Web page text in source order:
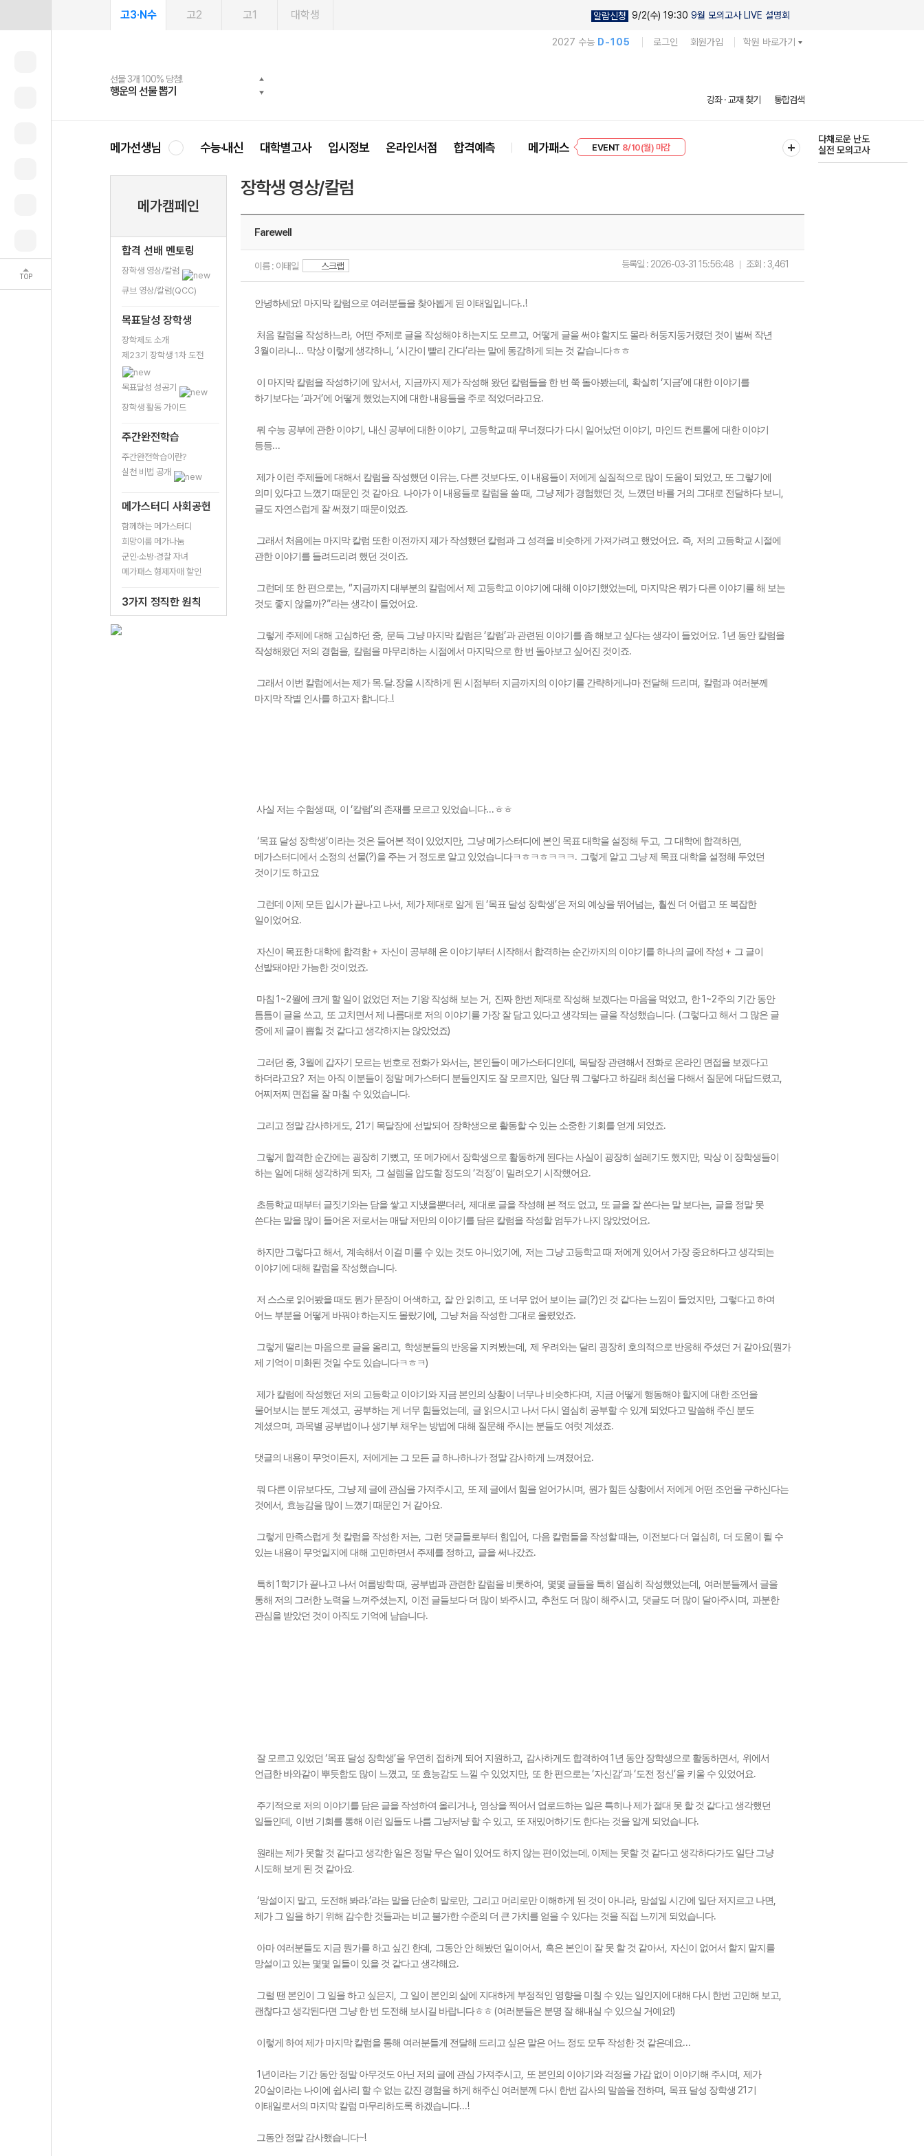
TOP
고3·N수 고2 고1 대학생 알람신청 9/2(수) 19:30 9월 모의고사 LIVE 설명회
2027 수능 D-105 로그인 회원가입 학원 바로가기
선물 3개 100% 당첨!
행운의 선물 뽑기
선물 100% 증정!
메가스터디 X 올리브
여름방학 스터디 캐시백
메가런 썸머스쿨
2027 러셀 단과
강사 공개선발
스마트러닝앱
설문 EVENT
메가패스
3일 무료 체험권
메가패스 수강생 무료혜택!
메가클럽 멤버십
사회공헌 캠페인
희망이룸 메가나눔
강좌 · 교재 찾기 통합검색
메가선생님 수능·내신 대학별고사 입시정보 온라인서점 합격예측 메가패스
EVENT 8/10(월) 마감
프리미엄 30 8/10(월) 마감
현우진의
킬링캠프 시즌1
메가캠페인
합격 선배 멘토링
장학생 영상/칼럼
큐브 영상/칼럼(QCC)
목표달성 장학생
장학제도 소개
제23기 장학생 1차 도전
목표달성 성공기
장학생 활동 가이드
주간완전학습
주간완전학습이란?
실천 비법 공개
메가스터디 사회공헌
함께하는 메가스터디
희망이룸 메가나눔
군인·소방·경찰 자녀
메가패스 형제자매 할인
3가지 정직한 원칙
장학생 영상/칼럼
Farewell
이름 : 이태일 스크랩 등록일 : 2026-03-31 15:56:48 조회 :3,461
안녕하세요! 마지막 칼럼으로 여러분들을 찾아뵙게 된 이태일입니다..!
처음 칼럼을 작성하느라, 어떤 주제로 글을 작성해야 하는지도 모르고 어떻게 글을 써야 할지도 몰라 허둥지둥거렸던 것이 벌써 작년
3월이라니 ... 막상 이렇게 생각하니 , ‘시간이 빨리 간다’라는 말에 동감하게 되는 것 같습니다ㅎㅎ
이 마지막 칼럼을 작성하기에 앞서서 지금까지 제가 작성해 왔던 칼럼들을 한 번 쭉 돌아봤는데 확실히 ‘지금’에 대한 이야기를
하기보다는 ‘과거’에 어떻게 했었는지에 대한 내용들을 주로 적었더라고요.
뭐 수능 공부에 관한 이야기 내신 공부에 대한 이야기 고등학교 때 무너졌다가 다시 일어났던 이야기
마인드 컨트롤에 대한 이야기
등등...
제가 이런 주제들에 대해서 칼럼을 작성했던 이유는, 다른 것보다도, 이 내용들이 저에게 실질적으로 많이 도움이 되었고, 또 그렇기에
의미 있다고 느꼈기 때문인 것 같아요. 나아가 이 내용들로 칼럼을 쓸 때 그냥 제가 경험했던 것 느꼈던 바를 거의 그대로 전달하다 보니
글도 자연스럽게 잘 써졌기 때문이었죠.
그래서 처음에는 마지막 칼럼 또한 이전까지 제가 작성했던 칼럼과 그 성격을 비슷하게 가져가려고 했었어요. 즉 저의 고등학교 시절에
관한 이야기를 들려드리려 했던 것이죠.
그런데 또 한 편으로는 , “지금까지 대부분의 칼럼에서 제 고등학교 이야기에 대해 이야기했었는데
마지막은 뭐가 다른 이야기를 해 보는
것도 좋지 않을까?”라는 생각이 들었어요.
그렇게 주제에 대해 고심하던 중 문득 그냥 마지막 칼럼은 ‘칼럼’과 관련된 이야기를 좀 해보고 싶다는 생각이 들었어요. 1 년 동안 칼럼을
작성해왔던 저의 경험을 칼럼을 마무리하는 시점에서 마지막으로 한 번 돌아보고 싶어진 것이죠.
그래서 이번 칼럼에서는 제가 목.달.장을 시작하게 된 시점부터 지금까지의 이야기를 간략하게나마 전달해 드리며
칼럼과 여러분께
마지막 작별 인사를 하고자 합니다..!
사실 저는 수험생 때 이 ‘칼럼’의 존재를 모르고 있었습니다... ㅎㅎ
‘목표 달성 장학생’이라는 것은 들어본 적이 있었지만, 그냥 메가스터디에 본인 목표 대학을 설정해 두고 그 대학에 합격하면
메가스터디에서 소정의 선물(?)을 주는 거 정도로 알고 있었습니다ㅋㅎㅋㅎㅋㅋㅋ . 그렇게 알고 그냥 제 목표 대학을 설정해 두었던
것이기도 하고요
그런데 이제 모든 입시가 끝나고 나서 제가 제대로 알게 된 ‘목표 달성 장학생’은 저의 예상을 뛰어넘는 훨씬 더 어렵고 또 복잡한
일이었어요.
자신이 목표한 대학에 합격함 + 자신이 공부해 온 이야기부터 시작해서 합격하는 순간까지의 이야기를 하나의 글에 작성 + 그 글이
선발돼야만 가능한 것이었죠.
마침 1~2월에 크게 할 일이 없었던 저는 기왕 작성해 보는 거 진짜 한번 제대로 작성해 보겠다는 마음을 먹었고 한1~2주의 기간 동안
틈틈이 글을 쓰고 또 고치면서 제 나름대로 저의 이야기를 가장 잘 담고 있다고 생각되는 글을 작성했습니다. (그렇다고 해서 그 많은 글
중에 제 글이 뽑힐 것 같다고 생각하지는 않았었죠)
그러던 중 , 3월에 갑자기 모르는 번호로 전화가 와서는 본인들이 메가스터디인데
목달장 관련해서 전화로 온라인 면접을 보겠다고
하더라고요? 저는 아직 이분들이 정말 메가스터디 분들인지도 잘 모르지만, 일단 뭐 그렇다고 하길래 최선을 다해서 질문에 대답드렸고
어찌저찌 면접을 잘 마칠 수 있었습니다.
그리고 정말 감사하게도 , 21 기 목달장에 선발되어 장학생으로 활동할 수 있는 소중한 기회를 얻게 되었죠.
그렇게 합격한 순간에는 굉장히 기뻤고 또 메가에서 장학생으로 활동하게 된다는 사실이 굉장히 설레기도 했지만, 막상 이 장학생들이
하는 일에 대해 생각하게 되자, 그 설렘을 압도할 정도의 ‘걱정’이 밀려오기 시작했어요.
초등학교 때부터 글짓기와는 담을 쌓고 지냈을뿐더러 제대로 글을 작성해 본 적도 없고 또 글을 잘 쓴다는 말 보다는 글을 정말 못
쓴다는 말을 많이 들어온 저로서는 매달 저만의 이야기를 담은 칼럼을 작성할 엄두가 나지 않았었어요.
하지만 그렇다고 해서 계속해서 이걸 미룰 수 있는 것도 아니었기에
저는 그냥 고등학교 때 저에게 있어서 가장 중요하다고 생각되는
이야기에 대해 칼럼을 작성했습니다.
저 스스로 읽어봤을 때도 뭔가 문장이 어색하고 잘 안 읽히고 또 너무 없어 보이는 글(?)인 것 같다는 느낌이 들었지만, 그렇다고 하여
어느 부분을 어떻게 바꿔야 하는지도 몰랐기에
그냥 처음 작성한 그대로 올렸었죠.
그렇게 떨리는 마음으로 글을 올리고 학생분들의 반응을 지켜봤는데 제 우려와는 달리 굉장히 호의적으로 반응해 주셨던 거 같아요(뭔가
제 기억이 미화된 것일 수도 있습니다ㅋㅎㅋ)
제가 칼럼에 작성했던 저의 고등학교 이야기와 지금 본인의 상황이 너무나 비슷하다며
지금 어떻게 행동해야 할지에 대한 조언을
물어보시는 분도 계셨고 공부하는 게 너무 힘들었는데
글 읽으시고 나서 다시 열심히 공부할 수 있게 되었다고 말씀해 주신 분도
계셨으며
과목별 공부법이나 생기부 채우는 방법에 대해 질문해 주시는 분들도 여럿 계셨죠.
댓글의 내용이 무엇이든지 저에게는 그 모든 글 하나하나가 정말 감사하게 느껴졌어요.
뭐 다른 이유보다도 그냥 제 글에 관심을 가져주시고 또 제 글에서 힘을 얻어가시며
뭔가 힘든 상황에서 저에게 어떤 조언을 구하신다는
것에서
효능감을 많이 느꼈기 때문인 거 같아요.
그렇게 만족스럽게 첫 칼럼을 작성한 저는 그런 댓글들로부터 힘입어 다음 칼럼들을 작성할 때는 이전보다 더 열심히
더 도움이 될 수
있는 내용이 무엇일지에 대해 고민하면서 주제를 정하고 글을 써나갔죠.
특히 1 학기가 끝나고 나서 여름방학 때 공부법과 관련한 칼럼을 비롯하여 몇몇 글들을 특히 열심히 작성했었는데
여러분들께서 글을
통해 저의 그러한 노력을 느껴주셨는지
이전 글들보다 더 많이 봐주시고 추천도 더 많이 해주시고 댓글도 더 많이 달아주시며
과분한
관심을 받았던 것이 아직도 기억에 남습니다.
잘 모르고 있었던 ‘목표 달성 장학생’을 우연히 접하게 되어 지원하고 감사하게도 합격하여 1 년 동안 장학생으로 활동하면서
위에서
언급한 바와같이 뿌듯함도 많이 느꼈고 또 효능감도 느낄 수 있었지만, 또 한 편으로는 ‘자신감’과‘도전 정신’을 키울 수 있었어요.
주기적으로 저의 이야기를 담은 글을 작성하여 올리거나, 영상을 찍어서 업로드하는 일은 특히나 제가 절대 못 할 것 같다고 생각했던
일들인데
이번 기회를 통해 이런 일들도 나름 그냥저냥 할 수 있고 또 재밌어하기도 한다는 것을 알게 되었습니다.
원래는 제가 못할 것 같다고 생각한 일은 정말 무슨 일이 있어도 하지 않는 편이었는데, 이제는 못할 것 같다고 생각하다가도 일단 그냥
시도해 보게 된 것 같아요.
‘망설이지 말고 도전해 봐라.’라는 말을 단순히 말로만, 그리고 머리로만 이해하게 된 것이 아니라, 망설일 시간에 일단 저지르고 나면
제가 그 일을 하기 위해 감수한 것들과는 비교 불가한 수준의 더 큰 가치를 얻을 수 있다는 것을 직접 느끼게 되었습니다.
아마 여러분들도 지금 뭔가를 하고 싶긴 한데 그동안 안 해봤던 일이어서 혹은 본인이 잘 못 할 것 같아서
자신이 없어서 할지 말지를
망설이고 있는 몇몇 일들이 있을 것 같다고 생각해요.
그럴 땐 본인이 그 일을 하고 싶은지 그 일이 본인의 삶에 지대하게 부정적인 영향을 미칠 수 있는 일인지에 대해 다시 한번 고민해 보고
괜찮다고 생각된다면 그냥 한 번 도전해 보시길 바랍니다ㅎㅎ (여러분들은 분명 잘 해내실 수 있으실 거예요!)
이렇게 하여 제가 마지막 칼럼을 통해 여러분들게 전달해 드리고 싶은 말은 어느 정도 모두 작성한 것 같은데요...
1 년이라는 기간 동안 정말 아무것도 아닌 저의 글에 관심 가져주시고 또 본인의 이야기와 걱정을 가감 없이 이야기해 주시며 제가
20살이라는 나이에 쉽사리 할 수 없는 값진 경험을 하게 해주신 여러분께 다시 한번 감사의 말씀을 전하며 목표 달성 장학생 21 기
이태일로서의 마지막 칼럼 마무리하도록 하겠습니다...!
그동안 정말 감사했습니다~!